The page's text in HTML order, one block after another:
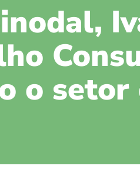
o setor